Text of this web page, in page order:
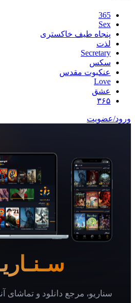
365
Sex
پنجاه طیف خاکستری
لذت
Secretary
سکس
عنکبوت مقدس
Love
عشق
۳۶۵
ورود/عضویت
سناریو، مرجع دانلود و تماشای